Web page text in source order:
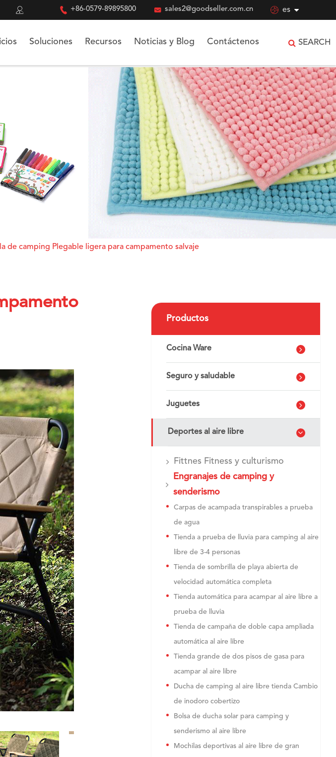
  +86-0579-89895800  sales2@goodseller.com.cn  es
Soluciones Recursos Noticias y Blog Contáctenos SEARCH
de camping Plegable ligera para campamento salvaje
Productos
Cocina Ware
Seguro y saludable
Juguetes
Deportes al aire libre
Fittnes Fitness y culturismo
Engranajes de camping y
senderismo
Carpas de acampada transpirables a prueba
de agua
Tienda a prueba de lluvia para camping al aire
libre de 3-4 personas
Tienda de sombrilla de playa abierta de
velocidad automática completa
Tienda automática para acampar al aire libre a
prueba de lluvia
Tienda de campaña de doble capa ampliada
automática al aire libre
Tienda grande de dos pisos de gasa para
acampar al aire libre
Ducha de camping al aire libre tienda Cambio
de inodoro cobertizo
Bolsa de ducha solar para camping y
senderismo al aire libre
Mochilas deportivas al aire libre de gran